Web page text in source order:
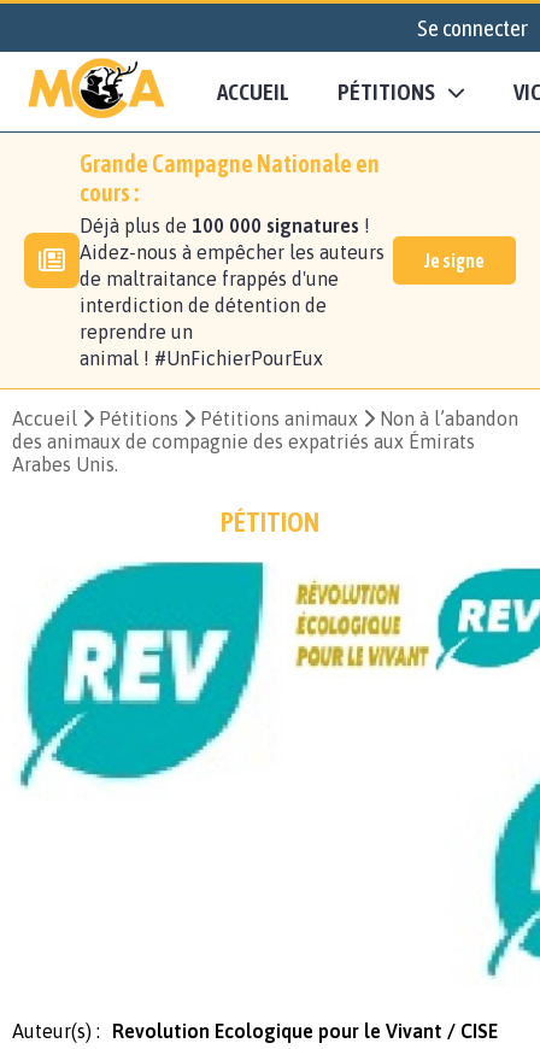
Se connecter
ACCUEIL PÉTITIONS
Grande Campagne Nationale en
cours :
Déjà plus de 100 000 signatures !
Aidez-nous à empêcher les auteurs
de maltraitance frappés d'une
interdiction de détention de
reprendre un
animal ! #UnFichierPourEux
Je signe
Accueil Pétitions Pétitions animaux
Non à l’abandon
des animaux de compagnie des expatriés aux Émirats
Arabes Unis.
PÉTITION
Auteur(s) :
Revolution Ecologique pour le Vivant / CISE